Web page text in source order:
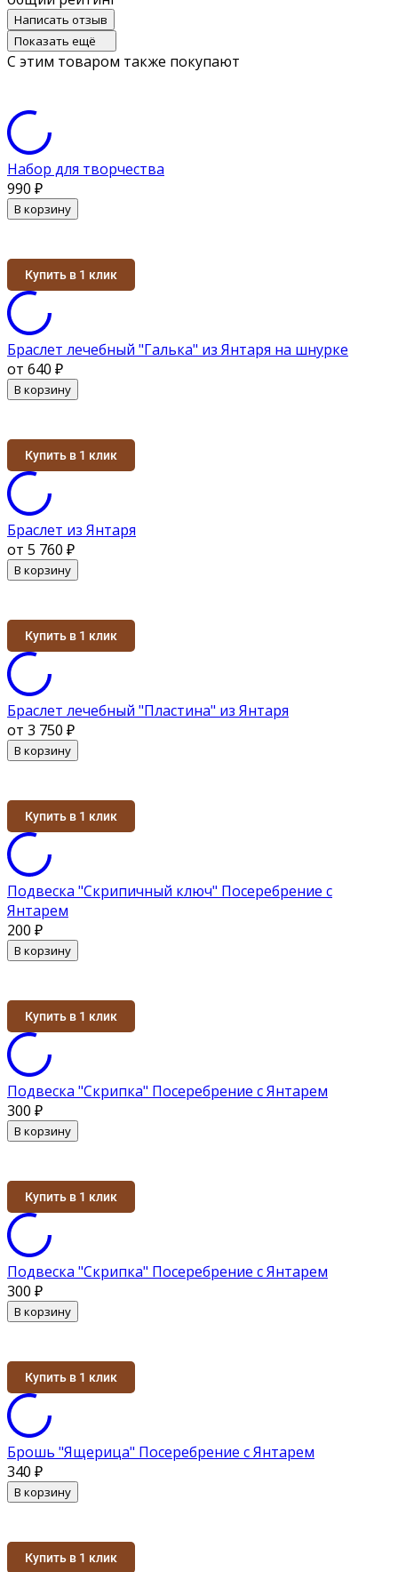
Написать отзыв
Показать ещё
С этим товаром также покупают
Набор для творчества
990 ₽
В корзину
Купить в 1 клик
Браслет лечебный "Галька" из Янтаря на шнурке
от 640 ₽
В корзину
Купить в 1 клик
Браслет из Янтаря
от 5 760 ₽
В корзину
Купить в 1 клик
Браслет лечебный "Пластина" из Янтаря
от 3 750 ₽
В корзину
Купить в 1 клик
Подвеска "Скрипичный ключ" Посеребрение с
Янтарем
200 ₽
В корзину
Купить в 1 клик
Подвеска "Скрипка" Посеребрение с Янтарем
300 ₽
В корзину
Купить в 1 клик
Подвеска "Скрипка" Посеребрение с Янтарем
300 ₽
В корзину
Купить в 1 клик
Брошь "Ящерица" Посеребрение с Янтарем
340 ₽
В корзину
Купить в 1 клик